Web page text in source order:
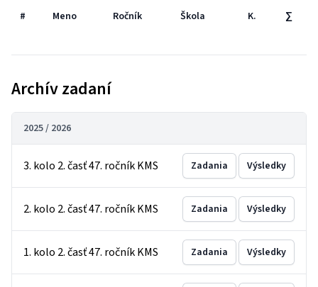
# Meno Ročník Škola K. ∑
Archív zadaní
2025 / 2026
3. kolo 2. časť 47. ročník KMS Zadania Výsledky
2. kolo 2. časť 47. ročník KMS Zadania Výsledky
1. kolo 2. časť 47. ročník KMS Zadania Výsledky